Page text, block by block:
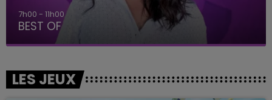
11h00 - 16h00
Le week-end Champagne FM
LES JEUX